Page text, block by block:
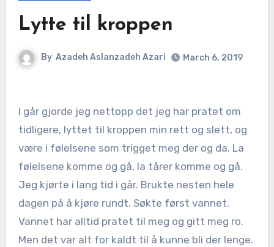
Lytte til kroppen
By Azadeh Aslanzadeh Azari March 6, 2019
I går gjorde jeg nettopp det jeg har pratet om
tidligere, lyttet til kroppen min rett og slett, og
være i følelsene som trigget meg der og da. La
følelsene komme og gå, la tårer komme og gå.
Jeg kjørte i lang tid i går. Brukte nesten hele
dagen på å kjøre rundt. Søkte først vannet.
Vannet har alltid pratet til meg og gitt meg ro.
Men det var alt for kaldt til å kunne bli der lenge.